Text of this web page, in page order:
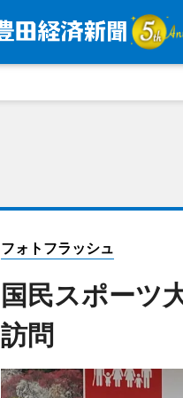
フォトフラッシュ
国民スポーツ
訪問